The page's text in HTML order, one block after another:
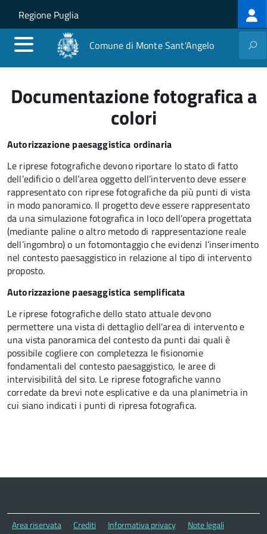
Salta al contenuto principale
Skip to site navigation
Regione Puglia
Comune di Monte Sant'Angelo
Documentazione fotografica a
colori
Autorizzazione paesaggistica ordinaria
Le riprese fotografiche devono riportare lo stato di fatto
dell’edificio o dell’area oggetto dell’intervento deve essere
rappresentato con riprese fotografiche da più punti di vista
in modo panoramico. Il progetto deve essere rappresentato
da una simulazione fotografica in loco dell’opera progettata
(mediante paline o altro metodo di rappresentazione reale
dell’ingombro) o un fotomontaggio che evidenzi l’inserimento
nel contesto paesaggistico in relazione al tipo di intervento
proposto.
Autorizzazione paesaggistica semplificata
Le riprese fotografiche dello stato attuale devono
permettere una vista di dettaglio dell'area di intervento e
una vista panoramica del contesto da punti dai quali è
possibile cogliere con completezza le fisionomie
fondamentali del contesto paesaggistico, le aree di
intervisibilità del sito. Le riprese fotografiche vanno
corredate da brevi note esplicative e da una planimetria in
cui siano indicati i punti di ripresa fotografica.
Area riservata Crediti Informativa privacy
Note legali